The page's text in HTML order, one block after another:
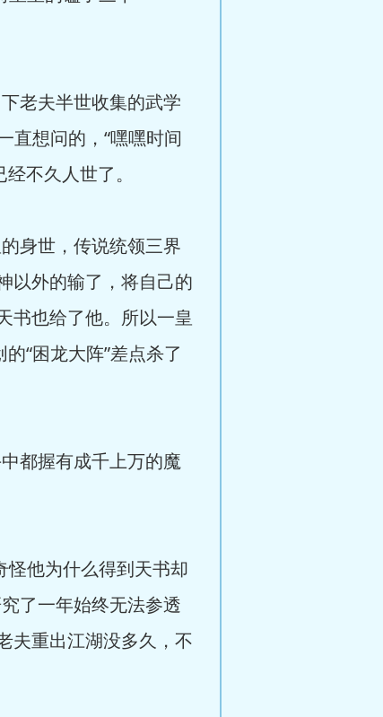
老夫半世收集的武学
直想问的，“嘿嘿时间
不久人世了。
身世，传说统领三界
以外的输了，将自己的
书也给了他。所以一皇
“困龙大阵”差点杀了
都握有成千上万的魔
他为什么得到天书却
了一年始终无法参透
夫重出江湖没多久，不